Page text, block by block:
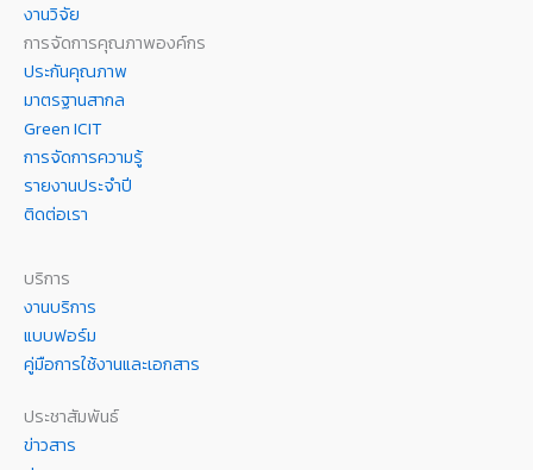
งานวิจัย
การจัดการคุณภาพองค์กร
ประกันคุณภาพ
มาตรฐานสากล
Green ICIT
การจัดการความรู้
รายงานประจำปี
ติดต่อเรา
บริการ
งานบริการ
แบบฟอร์ม
คู่มือการใช้งานและเอกสาร
ประชาสัมพันธ์
ข่าวสาร